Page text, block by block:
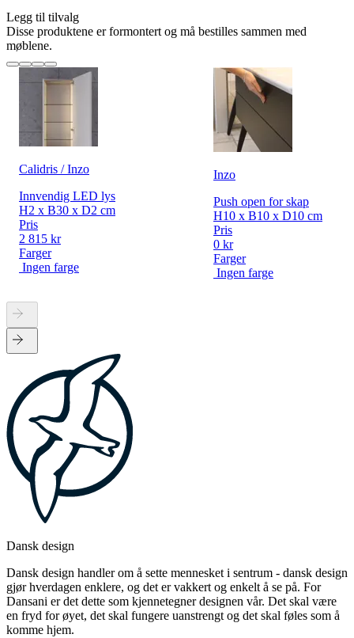
Legg til tilvalg
Disse produktene er formontert og må bestilles sammen med
møblene.
Calidris / Inzo
Innvendig LED lys
H2 x B30 x D2 cm
Pris
2 815 kr
Farger
Ingen farge
Inzo
Push open for skap
H10 x B10 x D10 cm
Pris
0 kr
Farger
Ingen farge
Dansk design
Dansk design handler om å sette mennesket i sentrum - dansk design
gjør hverdagen enklere, og det er vakkert og enkelt å se på. For
Dansani er det dette som kjennetegner designen vår. Det skal være
en fryd for øyet, det skal fungere uanstrengt og det skal føles som å
komme hjem.